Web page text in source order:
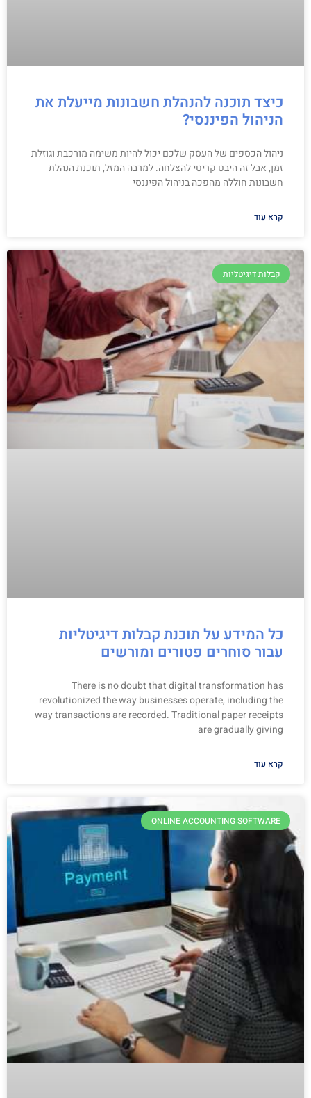
כיצד תוכנה להנהלת חשבונות מייעלת את
הניהול הפיננסי?
ניהול הכספים של העסק שלכם יכול להיות משימה מורכבת וגוזלת
זמן, אבל זה היבט קריטי להצלחה. למרבה המזל, תוכנת הנהלת
חשבונות חוללה מהפכה בניהול הפיננסי
קרא עוד
קבלות דיגיטליות
כל המידע על תוכנת קבלות דיגיטליות
עבור סוחרים פטורים ומורשים
There is no doubt that digital transformation has
revolutionized the way businesses operate, including the
way transactions are recorded. Traditional paper receipts
are gradually giving
קרא עוד
ONLINE ACCOUNTING SOFTWARE